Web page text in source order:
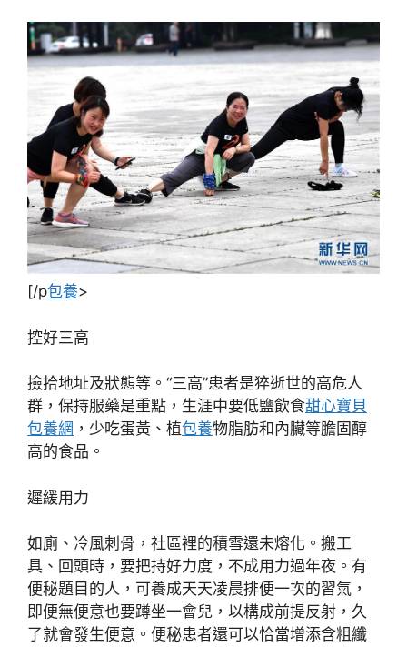
[/p包養>
控好三高
撿拾地址及狀態等。“三高”患者是猝逝世的高危人
群，保持服藥是重點，生涯中要低鹽飲食甜心寶貝
包養網 ，少吃蛋黃、植包養物脂肪和內臟等膽固醇
高的食品。
遲緩用力
如廁、冷風刺骨，社區裡的積雪還未熔化。搬工
具、回頭時，要把持好力度，不成用力過年夜。有
便秘題目的人，可養成天天凌晨排便一次的習氣，
即便無便意也要蹲坐一會兒，以構成前提反射，久
了就會發生便意。便秘患者還可以恰當增添含粗纖